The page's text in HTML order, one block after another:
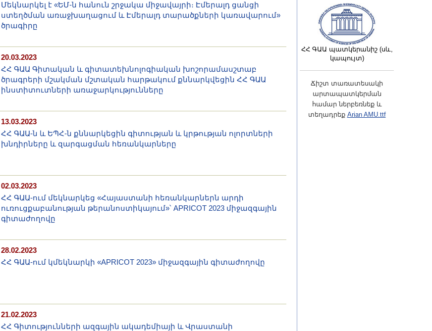
Մեկնարկել է «ԵՄ-ն հանուն շրջակա միջավայրի։ Էմերալդ ցանցի
ստեղծման առաջխաղացում և Էմերալդ տարածքների կառավարում»
ծրագիրը
20.03.2023
ՀՀ ԳԱԱ Գիտական և գիտատեխնոլոգիական խոշորամասշտաբ
ծրագրերի մշակման մշտական հարթակում քննարկվեցին ՀՀ ԳԱԱ
ինստիտուտների առաջարկությունները
13.03.2023
ՀՀ ԳԱԱ-ն և ԵՊՀ-ն քննարկեցին գիտության և կրթության ոլորտների
խնդիրները և զարգացման հեռանկարները
02.03.2023
ՀՀ ԳԱԱ-ում մեկնարկեց «Հայաստանի հեռանկարներն արդի
ուռուցքաբանության թերանոստիկայում»՝ APRICOT 2023 միջազգային
գիտաժողովը
28.02.2023
ՀՀ ԳԱԱ-ում կմեկնարկի «APRICOT 2023» միջազգային գիտաժողովը
21.02.2023
ՀՀ Գիտությունների ազգային ակադեմիայի և Վրաստանի
ՀՀ ԳԱԱ պատկերանիշ (սև,
կապույտ)
Ճիշտ տառատեսակի
արտապատկերման
համար ներբեռնեք և
տեղադրեք Arian AMU.ttf